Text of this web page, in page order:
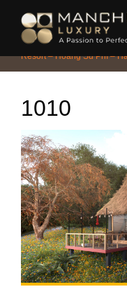
Home/DỰ ÁN TIÊU BIỂU/
Resort – Hoàng Su Phì –
1010